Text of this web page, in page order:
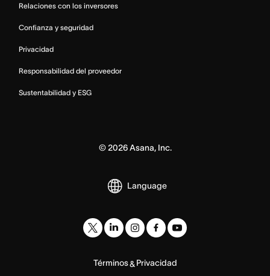
Relaciones con los inversores
Confianza y seguridad
Privacidad
Responsabilidad del proveedor
Sustentabilidad y ESG
© 2026Asana, Inc.
Language
Términos& Privacidad